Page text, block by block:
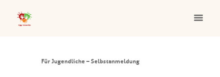
Für Jugendliche – Selbstanmeldung